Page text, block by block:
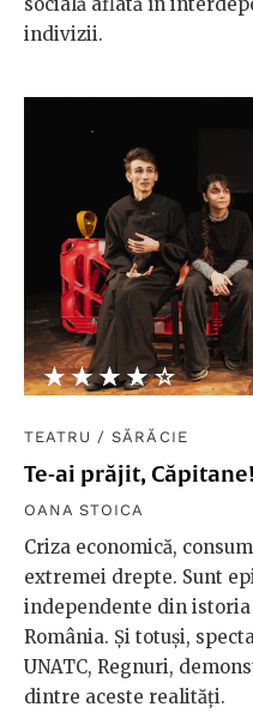
indivizii.
★★★★★
☆☆☆☆☆
TEATRU /SĂRĂCIE
Te-ai prăjit, Căpitane!
OANA STOICA
Criza economică,
extremei drepte. Sunt
independente din
România. Și totuși,
UNATC, Regnuri,
dintre aceste realități.